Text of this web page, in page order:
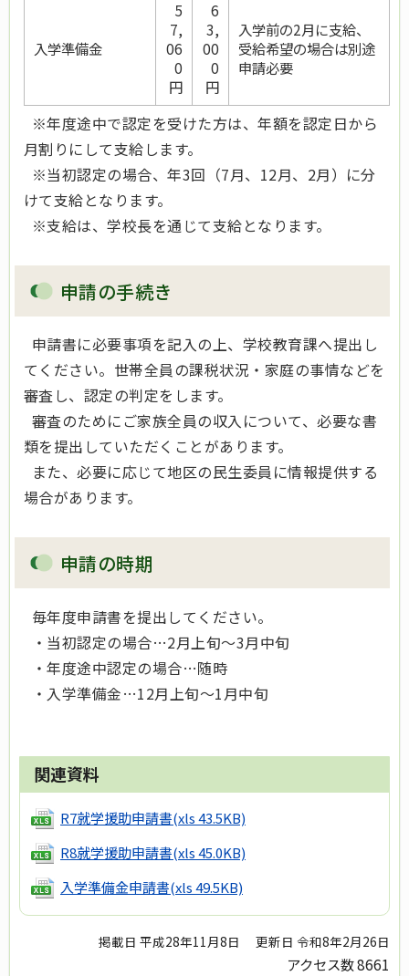
入学準備金
5
7,
06
0
円
6
3,
00
0
円
入学前の2月に支給、
受給希望の場合は別途
申請必要
※年度途中で認定を受けた方は、年額を認定日から
月割りにして支給します。
※当初認定の場合、年3回（7月、12月、2月）に分
けて支給となります。
※支給は、学校長を通じて支給となります。
申請の手続き
申請書に必要事項を記入の上、学校教育課へ提出し
てください。世帯全員の課税状況・家庭の事情などを
審査し、認定の判定をします。
審査のためにご家族全員の収入について、必要な書
類を提出していただくことがあります。
また、必要に応じて地区の民生委員に情報提供する
場合があります。
申請の時期
毎年度申請書を提出してください。
・当初認定の場合…2月上旬～3月中旬
・年度途中認定の場合…随時
・入学準備金…12月上旬～1月中旬
関連資料
R7就学援助申請書(xls 43.5KB)
R8就学援助申請書(xls 45.0KB)
入学準備金申請書(xls 49.5KB)
掲載日 平成28年11月8日 更新日 令和8年2月26日
アクセス数8661